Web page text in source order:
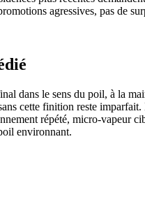
agressives, pas de
dans le sens du poil, à la
cette finition reste
répété, micro-vapeur
environnant.